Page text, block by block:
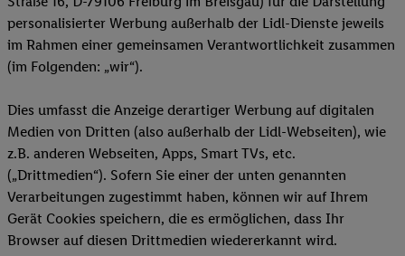
personalisierter Werbung außerhalb der Lidl-Dienste jeweils
im Rahmen einer gemeinsamen Verantwortlichkeit zusammen
(im Folgenden: „wir“).
Dies umfasst die Anzeige derartiger Werbung auf digitalen
Medien von Dritten (also außerhalb der Lidl-Webseiten), wie
z.B. anderen Webseiten, Apps, Smart TVs, etc.
(„Drittmedien“). Sofern Sie einer der unten genannten
Verarbeitungen zugestimmt haben, können wir auf Ihrem
Gerät Cookies speichern, die es ermöglichen, dass Ihr
Browser auf diesen Drittmedien wiedererkannt wird.
Durch einen Klick auf „Ablehnen“ können Sie nur den Einsatz
Techniken zulassen. Durch einen Klick auf „Zustimmen“
Verarbeitungen zu sämtlichen vorgenannten Zwecken unter
genannten Partner zu. Weitere Informationen, auch zur
widerrufen, finden Sie in unserenDatenschutzbestimmungen
Sie hier.Unter „Anpassen“ können Sie einzelne
zulassen; das gilt auch für die nachfolgend schlagwortartig
Funktionen im Rahmen des Einsatzes des IAB TCF für Werbung
Erfolgsmessung:
Gewährleistung der Sicherheit, Verhinderung und Aufdeckung
Fehlerbehebung, Bereitstellung und Anzeige von Werbung und